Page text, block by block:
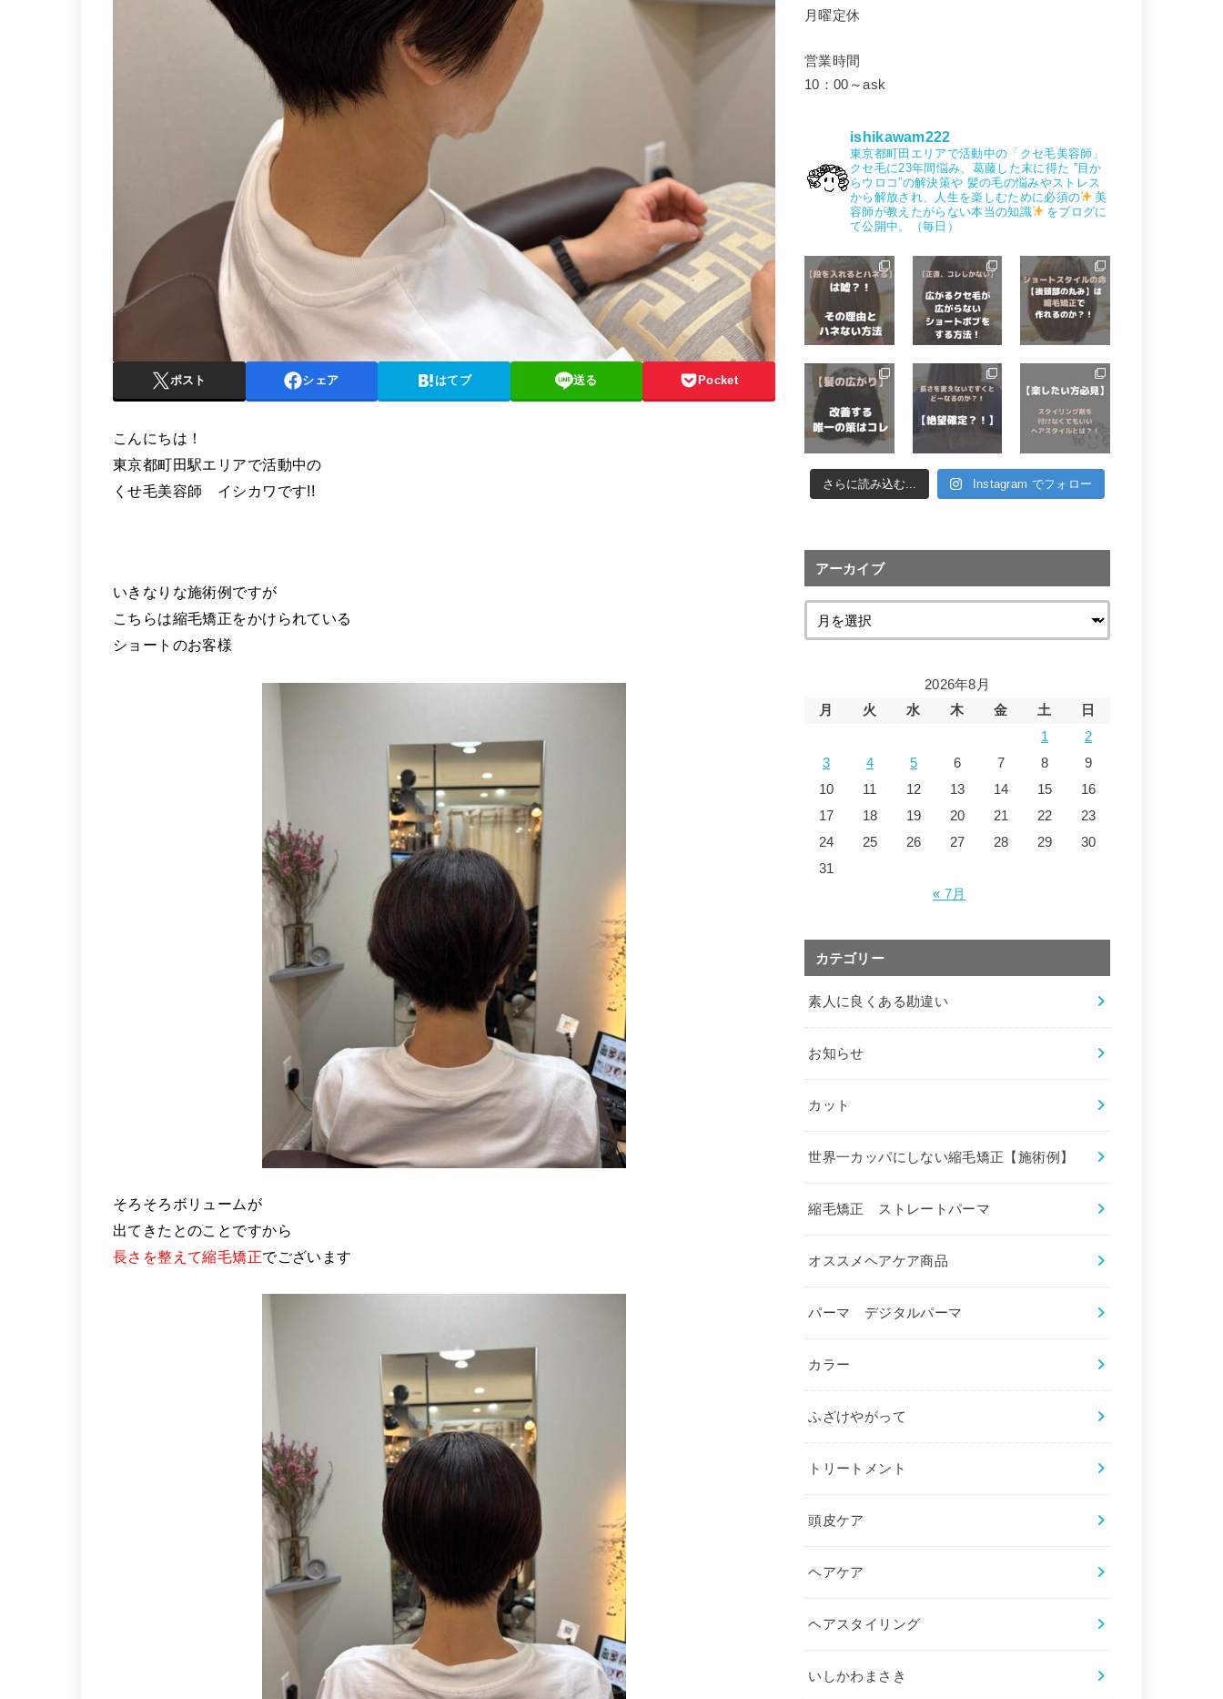
ポスト シェア はてブ 送る Pocket
こんにちは！
東京都町田駅エリアで活動中の
くせ毛美容師 イシカワです!!
いきなりな施術例ですが
こちらは縮毛矯正をかけられている
ショートのお客様
そろそろボリュームが
出てきたとのことですから
長さを整えて縮毛矯正でございます
月曜定休
営業時間
10：00～ask
ishikawam222
東京都町田エリアで活動中の「クセ毛美容師」
クセ毛に23年間悩み、葛藤した末に得た ”目か
らウロコ”の解決策や 髪の毛の悩みやストレス
から解放され、人生を楽しむために必須の
美
容師が教えたがらない本当の知識
をブログに
て公開中。（毎日）
さらに読み込む... Instagram でフォロー
アーカイブ
2026年8月
月
火 水 木 金 土
日
1
2
3
4 5 6 7 8
9
10
11 12 13 14 15
16
17
18 19 20 21 22
23
24
25 26 27 28 29
30
31
« 7月
カテゴリー
素人に良くある勘違い
お知らせ
カット
世界一カッパにしない縮毛矯正【施術例】
縮毛矯正 ストレートパーマ
オススメヘアケア商品
パーマ デジタルパーマ
カラー
ふざけやがって
トリートメント
頭皮ケア
ヘアケア
ヘアスタイリング
いしかわまさき